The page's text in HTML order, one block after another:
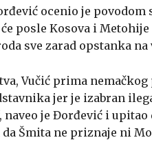
ocenio je povodom
posle Kosova i
sve zarad opstanka na
Vučić prima
jer je izabran
naveo je Đorđević i upitao
Šmita ne priznaje ni